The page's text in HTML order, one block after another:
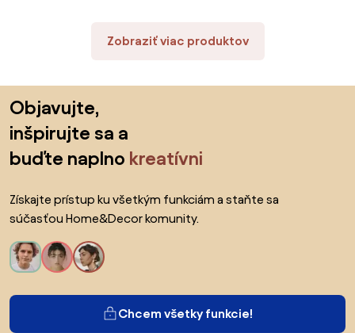
Zobraziť viac produktov
Objavujte,
inšpirujte sa a
buďte naplno kreatívni
Získajte prístup ku všetkým funkciám a staňte sa
súčasťou Home&Decor komunity.
Chcem všetky funkcie!